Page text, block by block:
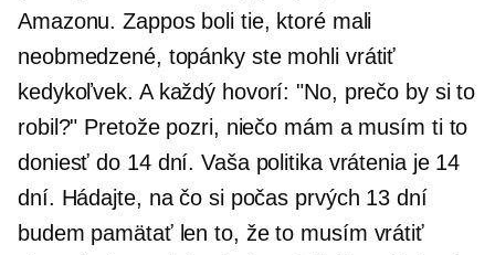
Amazonu. Zappos boli tie, ktoré mali
neobmedzené, topánky ste mohli vrátiť
kedykoľvek. A každý hovorí: "No, prečo by si to
robil?" Pretože pozri, niečo mám a musím ti to
doniesť do 14 dní. Vaša politika vrátenia je 14
dní. Hádajte, na čo si počas prvých 13 dní
budem pamätať len to, že to musím vrátiť